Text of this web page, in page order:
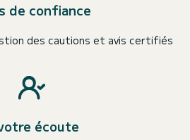
de confiance
des cautions et avis certifiés
écoute